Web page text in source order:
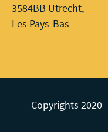
3584BB Utrecht,
Les Pays-Bas
Copyrights 2020